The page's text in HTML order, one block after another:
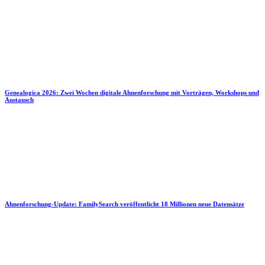
Genealogica 2026: Zwei Wochen digitale Ahnenforschung mit Vorträgen, Workshops und
Austausch
Ahnenforschung-Update: FamilySearch veröffentlicht 18 Millionen neue Datensätze